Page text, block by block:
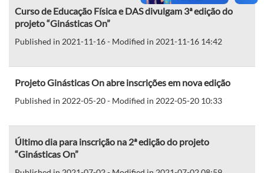
Curso de Educação Física e DAS divulgam 3ª edição do
projeto “Ginásticas On”
Published in 2021-11-16 - Modified in 2021-11-16 14:42
Projeto Ginásticas On abre inscrições em nova edição
Published in 2022-05-20 - Modified in 2022-05-20 10:33
Último dia para inscrição na 2ª edição do projeto
“Ginásticas On”